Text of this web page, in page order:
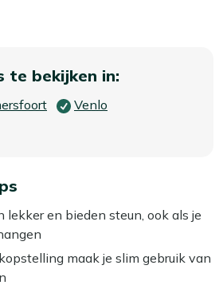
te bekijken in:
Venlo
lekker en bieden steun, ook als je
maak je slim gebruik van